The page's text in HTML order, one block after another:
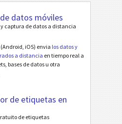
datos móviles
y captura de datos a distancia
(Android, iOS) envia los datos y
a distancia en tiempo real a
bases de datos u otra
de etiquetas en
de etiquetas